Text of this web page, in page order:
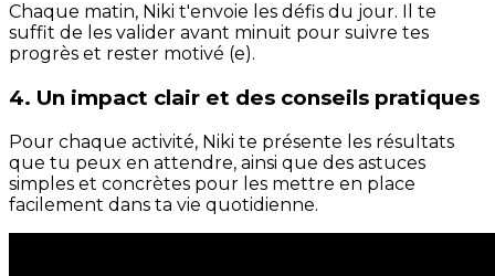
Chaque matin, Niki t'envoie les défis du jour. Il te
suffit de les valider avant minuit pour suivre tes
progrès et rester motivé (e).
4. Un impact clair et des conseils pratiques
Pour chaque activité, Niki te présente les résultats
que tu peux en attendre, ainsi que des astuces
simples et concrètes pour les mettre en place
facilement dans ta vie quotidienne.